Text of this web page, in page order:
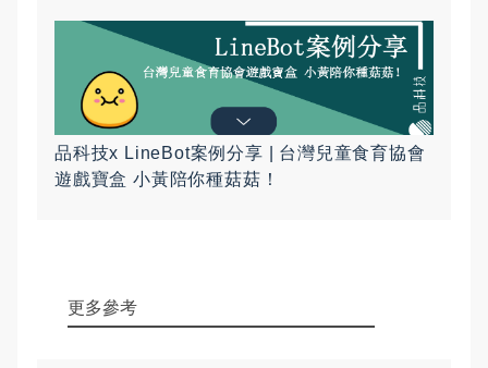
品科技x LineBot案例分享 | 台灣兒童食育協會
遊戲寶盒 小黃陪你種菇菇！
更多參考